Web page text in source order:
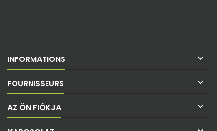
INFORMATIONS 
FOURNISSEURS 
AZ ÖN FIÓKJA 